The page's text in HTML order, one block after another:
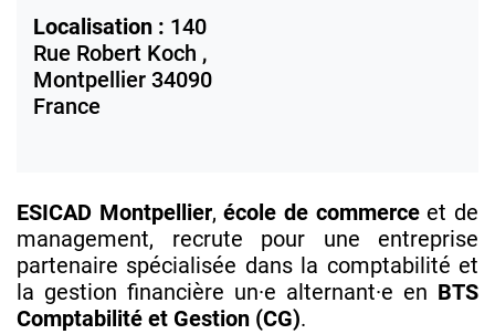
Localisation : 140
Rue Robert Koch ,
Montpellier 34090
France
ESICAD Montpellier,école de commerceet de
management, recrute pour une entreprise
partenaire spécialisée dans la comptabilité et
la gestion financière un·e alternant·e en BTS
Comptabilité et Gestion (CG).